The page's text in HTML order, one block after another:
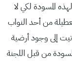
المسودة لكي لا
من أحد النواب
إلى وجود أرضية
من قبل اللجنة